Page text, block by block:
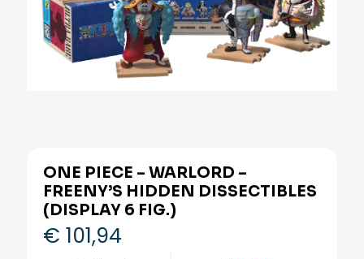
ONE PIECE – WARLORD –
FREENY’S HIDDEN DISSECTIBLES
(DISPLAY 6 FIG.)
€ 101,94